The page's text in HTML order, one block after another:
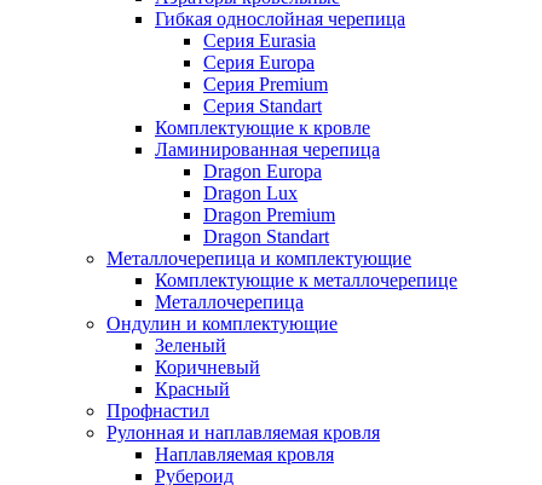
Гибкая однослойная черепица
Серия Eurasia
Серия Europa
Серия Premium
Серия Standart
Комплектующие к кровле
Ламинированная черепица
Dragon Europa
Dragon Lux
Dragon Premium
Dragon Standart
Металлочерепица и комплектующие
Комплектующие к металлочерепице
Металлочерепица
Ондулин и комплектующие
Зеленый
Коричневый
Красный
Профнастил
Рулонная и наплавляемая кровля
Наплавляемая кровля
Рубероид